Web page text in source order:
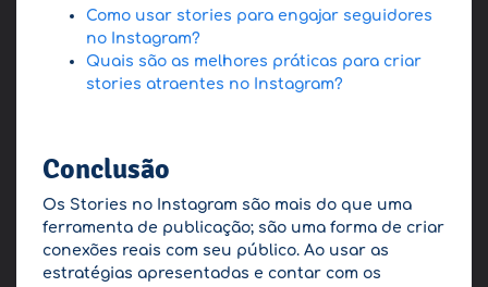
Como usar stories para engajar seguidores
no Instagram?
Quais são as melhores práticas para criar
stories atraentes no Instagram?
Conclusão
Os Stories no Instagram são mais do que uma
ferramenta de publicação; são uma forma de criar
conexões reais com seu público. Ao usar as
estratégias apresentadas e contar com os